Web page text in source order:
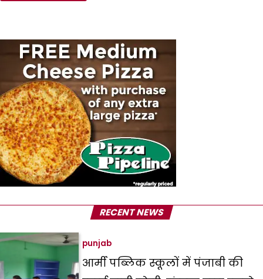
RECENT NEWS
punjab
आर्मी पब्लिक स्कूलों में पंजाबी की